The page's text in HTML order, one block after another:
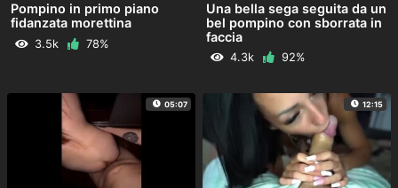
Pompino in primo piano
fidanzata morettina
3.5k 78%
Una bella sega seguita da un
bel pompino con sborrata in
faccia
4.3k 92%
05:07 12:15